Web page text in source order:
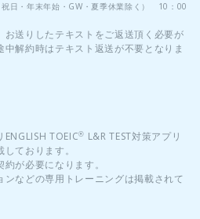
日・年末年始・GW・夏季休業除く） 10：00
送りしたテキストをご返送頂く必要が
解約時はテキスト返送が不要となりま
TOEIC® L&R TEST対策アプリ
ております。
が必要になります。
ンなどの専用トレーニングは掲載されて